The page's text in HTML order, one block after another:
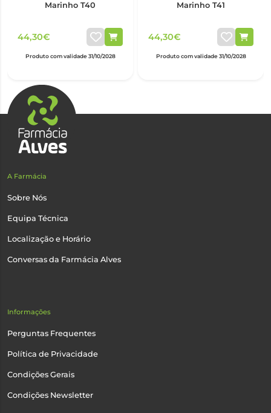
Marinho T40
44,30€
Produto com validade 31/10/2028
Marinho T41
44,30€
Produto com validade 31/10/2028
A Farmácia
Sobre Nós
Equipa Técnica
Localização e Horário
Conversas da Farmácia Alves
Informações
Perguntas Frequentes
Política de Privacidade
Condições Gerais
Condições Newsletter